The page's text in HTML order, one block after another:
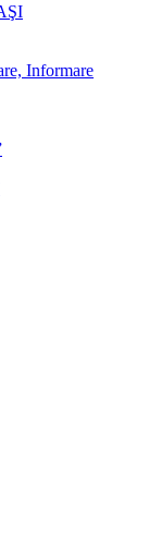
Informare